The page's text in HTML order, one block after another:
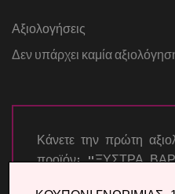
Αξιολογήσεις
Δεν υπάρχει καμία
Κάνετε την πρώτη
προϊόν: “ΞΥΣΤΡΑ